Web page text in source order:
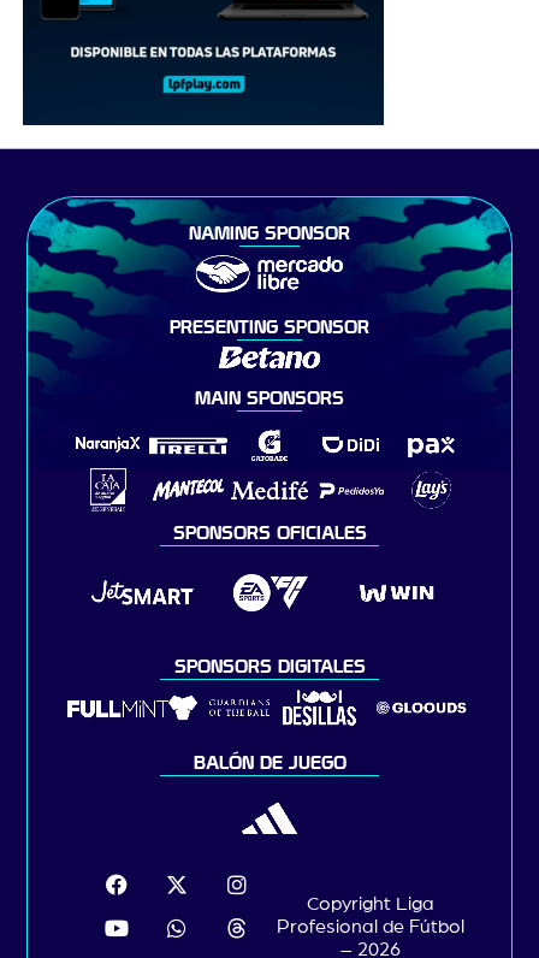
NAMING SPONSOR
PRESENTING SPONSOR
MAIN SPONSORS
SPONSORS OFICIALES
SPONSORS DIGITALES
BALÓN DE JUEGO
Copyright Liga
Profesional de Fútbol
– 2026